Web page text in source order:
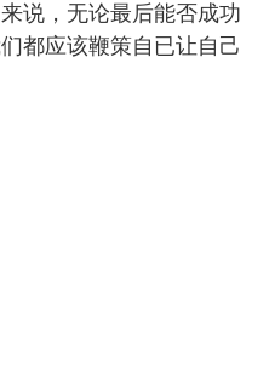
说，无论最后能否成功
都应该鞭策自已让自己